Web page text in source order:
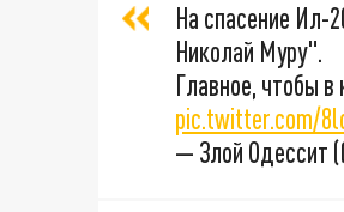
На спасение Ил-
Николай Муру".
Главное, чтобы в
pic.twitter.com/
— Злой Одессит